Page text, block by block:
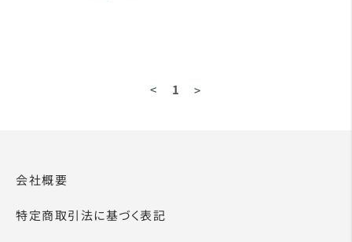
< 1 >
会社概要
特定商取引法に基づく表記